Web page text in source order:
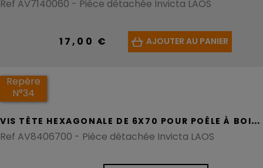
Ref AV7140060 - Pièce détachée Invicta LAOS
17,00 € AJOUTER AU PANIER
Repère
N°34
V
IS TÊTE HEXAGONALE DE 6X70 POUR POÊLE À BOIS LAOS
Ref AV8406700 - Pièce détachée Invicta LAOS